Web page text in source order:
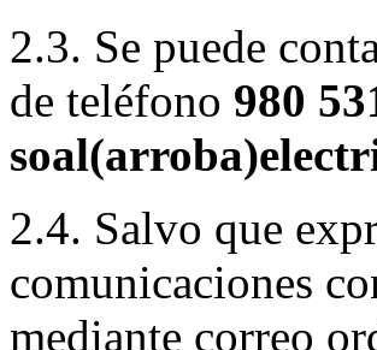
2.3. Se puede
de teléfono 980
2.4. Salvo que
comunicaciones
mediante correo